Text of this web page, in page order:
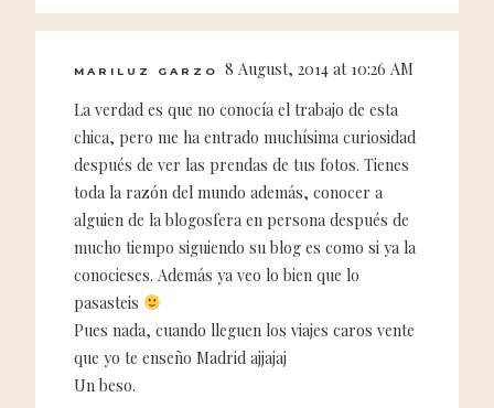
MARILUZ GARZO
8 August, 2014 at 10:26 AM
La verdad es que no conocía el trabajo de esta
chica, pero me ha entrado muchísima curiosidad
después de ver las prendas de tus fotos. Tienes
toda la razón del mundo además, conocer a
alguien de la blogosfera en persona después de
mucho tiempo siguiendo su blog es como si ya la
conocieses. Además ya veo lo bien que lo
pasasteis
Pues nada, cuando lleguen los viajes caros vente
que yo te enseño Madrid ajjajaj
Un beso.